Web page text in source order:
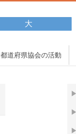
大
都道府県協会の活動